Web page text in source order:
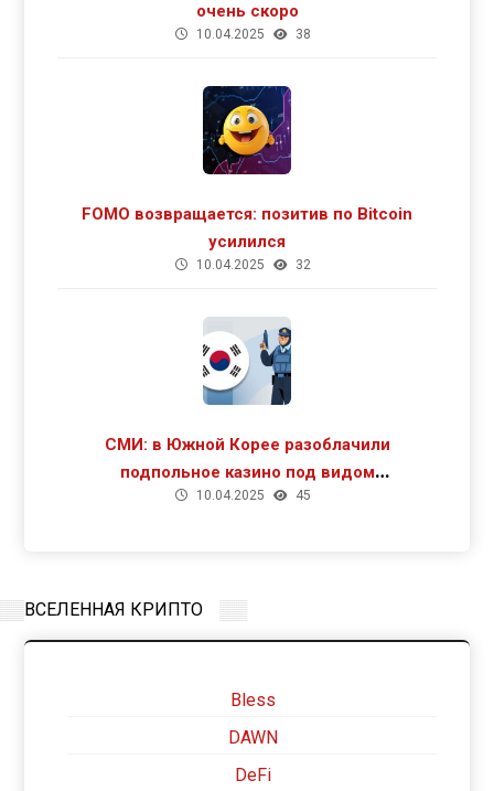
очень скоро
10.04.2025 38
FOMO возвращается: позитив по Bitcoin
усилился
10.04.2025 32
СМИ: в Южной Корее разоблачили
подпольное казино под видом
криптомайнинга
10.04.2025 45
ВСЕЛЕННАЯ КРИПТО
Bless
DAWN
DeFi